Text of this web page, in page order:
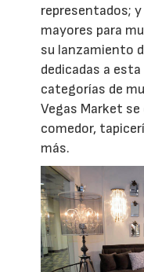
representados;
mayores para
su lanzamiento
dedicadas a
categorías de
Vegas Market
comedor,
más.